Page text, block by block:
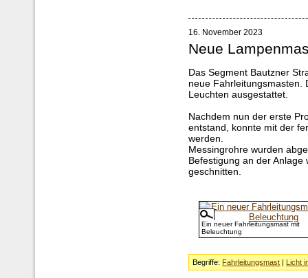
16. November 2023
Neue
Das Segment Bautzner
neue Fahrleitungsmasten.
Leuchten ausgestattet.
Nachdem nun der erste
entstand, konnte mit der
werden.
Messingrohre wurden
Befestigung an der
geschnitten.
Ein neuer Fahrleitungsmast mit
Beleuchtung
Begriffe: Fahrleitungsmast | Licht